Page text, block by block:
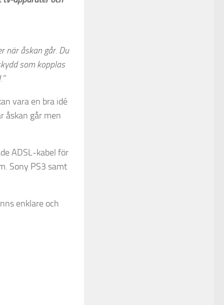
när åskan går. Du
som kopplas
vara en bra idé
åskan går men
ADSL-kabel för
Sony PS3 samt
enklare och